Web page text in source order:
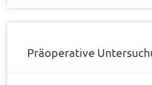
Präoperative